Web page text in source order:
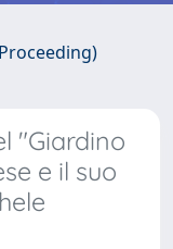
"Giardino
e il suo